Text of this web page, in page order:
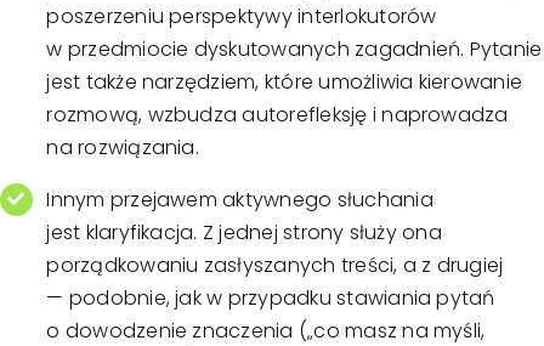
poszerzeniu perspektywy interlokutorów
w przedmiocie dyskutowanych zagadnień. Pytanie
jest także narzędziem, które umożliwia kierowanie
rozmową, wzbudza autorefleksję i naprowadza
na rozwiązania.
Innym przejawem aktywnego słuchania
jest klaryfikacja. Z jednej strony służy ona
porządkowaniu zasłyszanych treści, a z drugiej
— podobnie, jak w przypadku stawiania pytań
o dowodzenie znaczenia („co masz na myśli,